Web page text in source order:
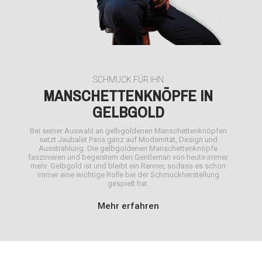
SCHMUCK FÜR IHN
MANSCHETTENKNÖPFE IN
GELBGOLD
Bei seiner Auswahl an gelbgoldenen Manschettenknöpfen
setzt Jaubalet Parisganz auf Modernität, Design und
Ausstrahlung. Die gelbgoldenen Manschettenknöpfe
faszinieren und begeistern den Gentleman von heute immer
mehr. Gelbgold ist und bleibt ein Renner, sodass es schon
immer eine wichtige Rolle bei der Schmuckherstellung
gespielt hat.
Mehr erfahren